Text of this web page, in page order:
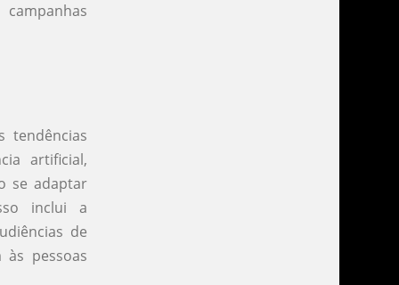
tendências
artificial,
se adaptar
inclui a
de
às pessoas